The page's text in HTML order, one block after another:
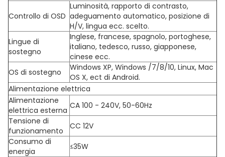
Controllo di OSD
Luminosità, rapporto di contrasto,
adeguamento automatico, posizione di
H/V, lingua ecc. scelto.
Lingue di
sostegno
Inglese, francese, spagnolo, portoghese,
italiano, tedesco, russo, giapponese,
cinese ecc.
OS di sostegno
Windows XP, Windows /7/8/10, Linux, Mac
OS X, ect di Android.
Alimentazione elettrica
Alimentazione
elettrica esterna CA 100 - 240V, 50-60Hz
Tensione di
funzionamento
CC 12V
Consumo di
energia
≤35W